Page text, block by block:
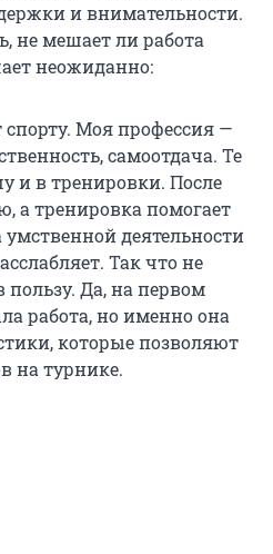
и внимательности.
не мешает ли работа
неожиданно:
спорту. Моя профессия —
самоотдача. Те
и в тренировки. После
а тренировка помогает
деятельности
Так что не
пользу. Да, на первом
работа, но именно она
которые позволяют
на турнике.